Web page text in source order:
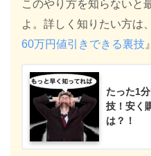
このやり方を知らないと
よ。詳しく知りたい方は
60万円値引きできる裏技
たった1
技！安く
は？！